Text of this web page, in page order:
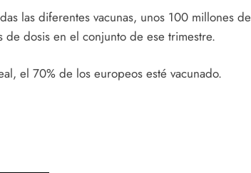
las diferentes vacunas, unos 100 millones de
dosis en el conjunto de ese trimestre.
el 70% de los europeos esté vacunado.